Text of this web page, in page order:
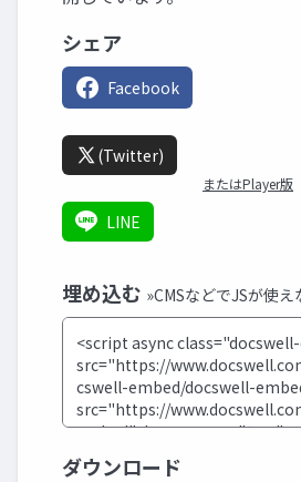
シェア
Facebook
(Twitter)
またはPlayer版
LINE
埋め込む »CMSなどでJSが使
ダウンロード